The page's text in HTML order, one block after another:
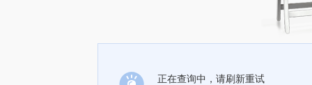
正在查询中，请刷新重试